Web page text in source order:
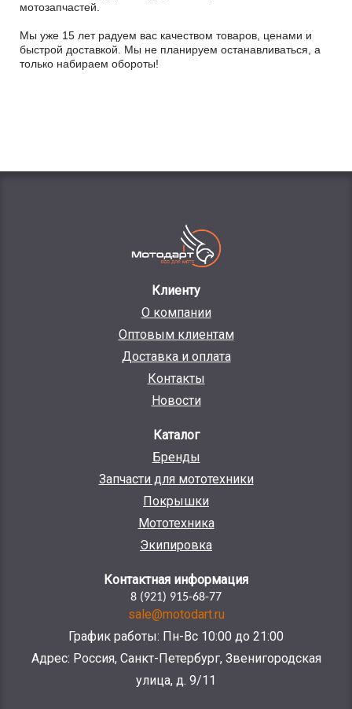
мотозапчастей.
Мы уже 15 лет радуем вас качеством товаров, ценами и
быстрой доставкой. Мы не планируем останавливаться, а
только набираем обороты!
Клиенту
О компании
Оптовым клиентам
Доставка и оплата
Контакты
Новости
Каталог
Бренды
Запчасти для мототехники
Покрышки
Мототехника
Экипировка
Контактная информация
8 (921) 915-68-77
sale@motodart.ru
График работы: Пн-Вс 10:00 до 21:00
Адрес: Россия, Санкт-Петербург, Звенигородская
улица, д. 9/11